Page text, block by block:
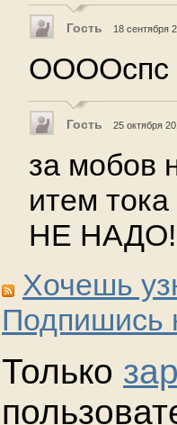
Гость 18 сентября
ООООспс
Гость 25 октября
за мобов
итем
НЕ НАДО!
Хочешь
Подпишись
Только